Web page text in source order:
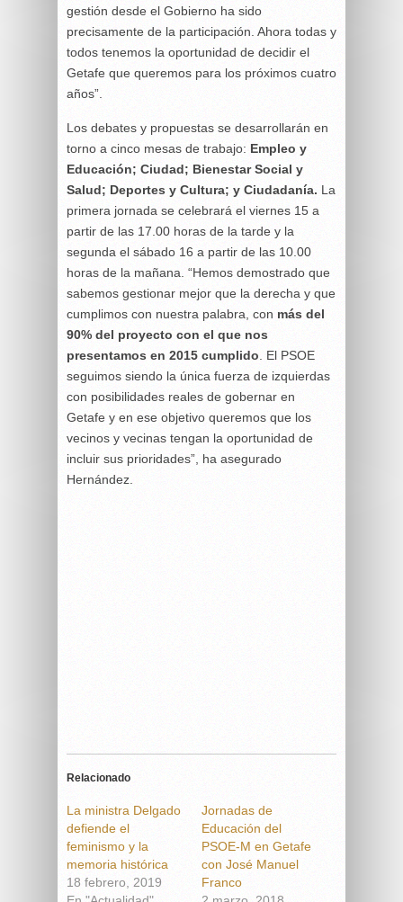
gestión desde el Gobierno ha sido
precisamente de la participación. Ahora todas y
todos tenemos la oportunidad de decidir el
Getafe que queremos para los próximos cuatro
años”.
Los debates y propuestas se desarrollarán en
torno a cinco mesas de trabajo: Empleo y
Educación; Ciudad; Bienestar Social y
Salud; Deportes y Cultura; y Ciudadanía. La
primera jornada se celebrará el viernes 15 a
partir de las 17.00 horas de la tarde y la
segunda el sábado 16 a partir de las 10.00
horas de la mañana. “Hemos demostrado que
sabemos gestionar mejor que la derecha y que
cumplimos con nuestra palabra, con más del
90% del proyecto con el que nos
presentamos en 2015 cumplido . El PSOE
seguimos siendo la única fuerza de izquierdas
con posibilidades reales de gobernar en
Getafe y en ese objetivo queremos que los
vecinos y vecinas tengan la oportunidad de
incluir sus prioridades”, ha asegurado
Hernández.
Relacionado
La ministra Delgado
defiende el
feminismo y la
memoria histórica
18 febrero, 2019
Jornadas de
Educación del
PSOE-M en Getafe
con José Manuel
Franco